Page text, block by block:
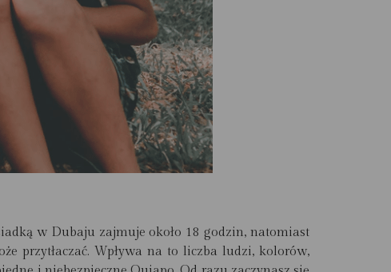
w Dubaju zajmuje około 18 godzin, natomiast
przytłaczać. Wpływa na to liczba ludzi, kolorów,